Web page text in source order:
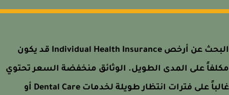
البحث عن أرخص Individual Health Insurance قد يكون
على المدى الطويل. الوثائق منخفضة السعر تحتوي
غالباً على فترات انتظار طويلة لخدمات Dental Care أو